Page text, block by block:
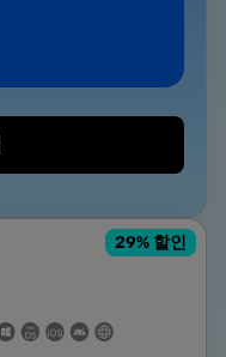
29% 할인